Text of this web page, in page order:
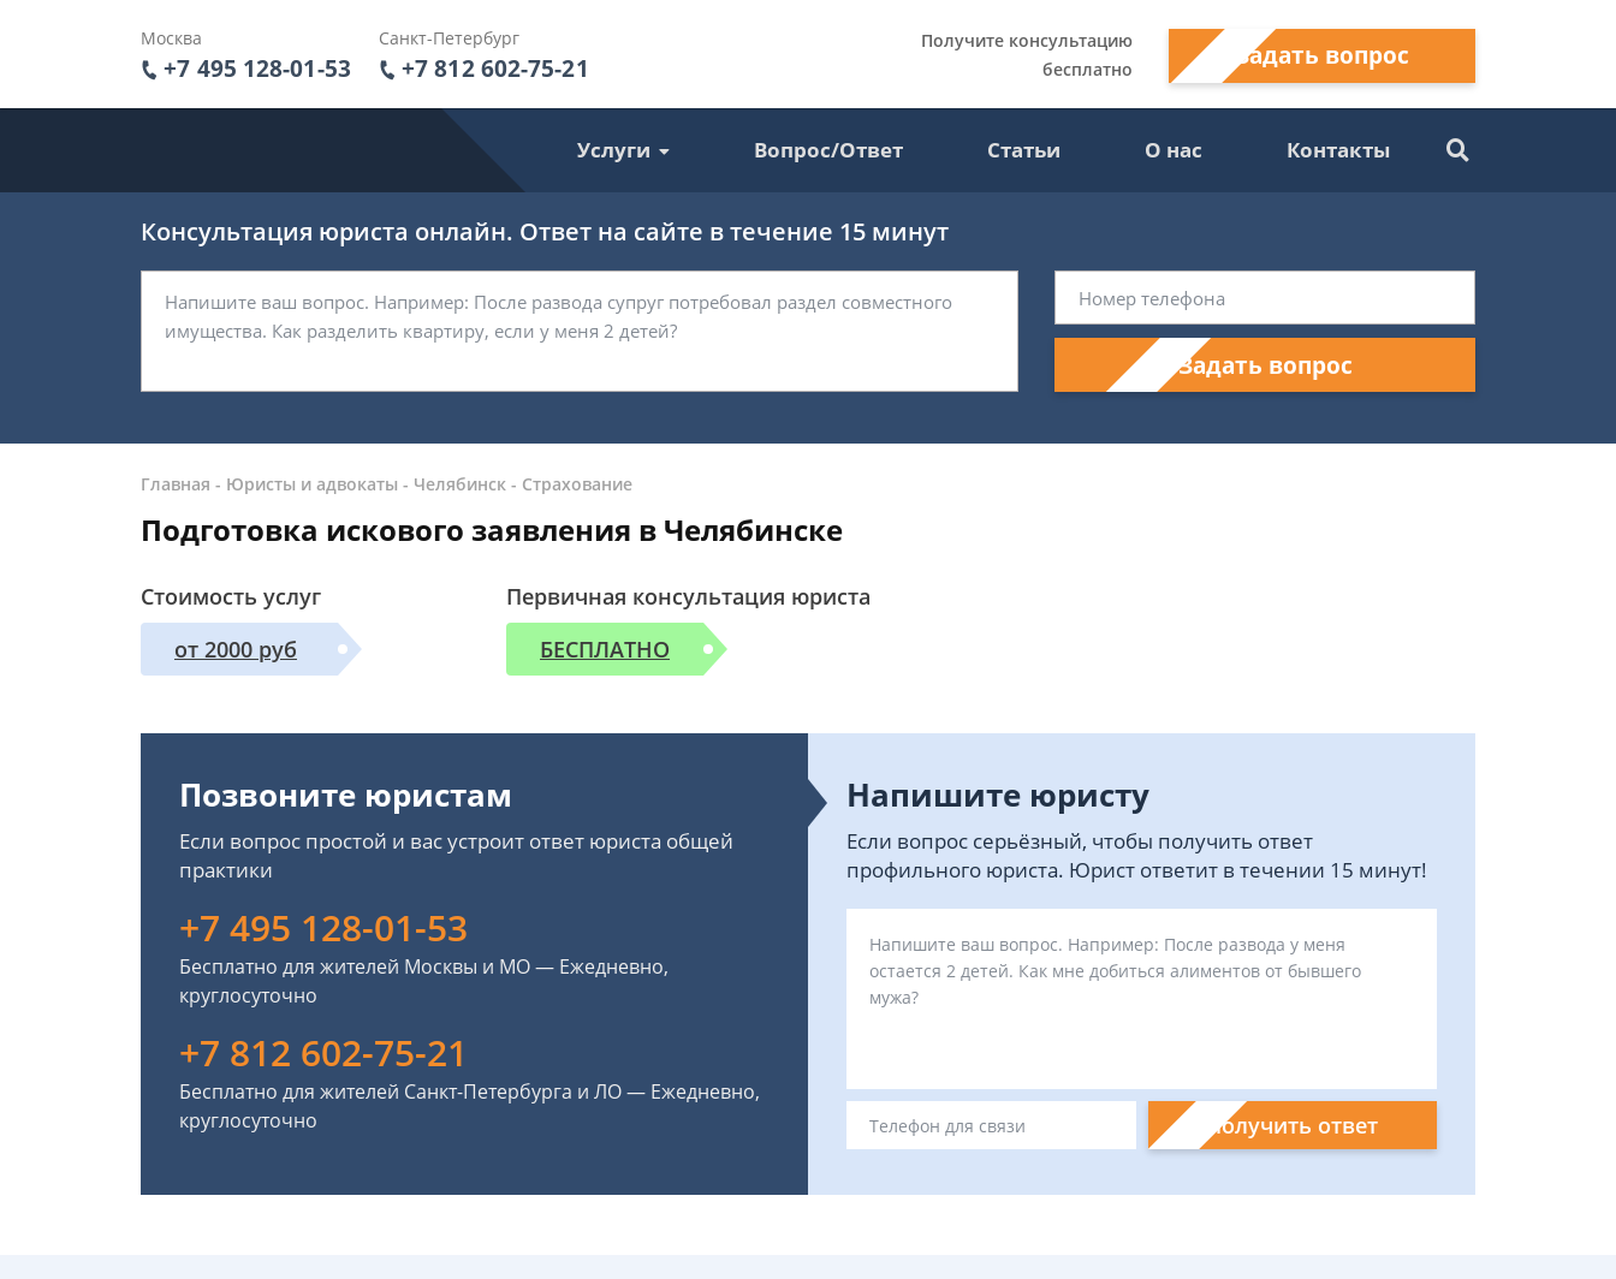
Москва
+7 495 128-01-53
Санкт-Петербург
+7 812 602-75-21
Получите консультацию
бесплатно
Задать вопрос
Услуги Вопрос/Ответ Статьи О нас Контакты
Консультация юриста онлайн. Ответ на сайте в течение 15 минут
Задать вопрос
Главная - Юристы и адвокаты - Челябинск - Страхование
Подготовка искового заявления в Челябинске
Стоимость услуг
от 2000 руб
Первичная консультация юриста
БЕСПЛАТНО
Позвоните юристам
Если вопрос простой и вас устроит ответ юриста общей
практики
+7 495 128-01-53
Бесплатно для жителей Москвы и МО — Ежедневно,
круглосуточно
+7 812 602-75-21
Бесплатно для жителей Санкт-Петербурга и ЛО — Ежедневно,
круглосуточно
Напишите юристу
Если вопрос серьёзный, чтобы получить ответ
профильного юриста. Юрист ответит в течении 15 минут!
Получить ответ